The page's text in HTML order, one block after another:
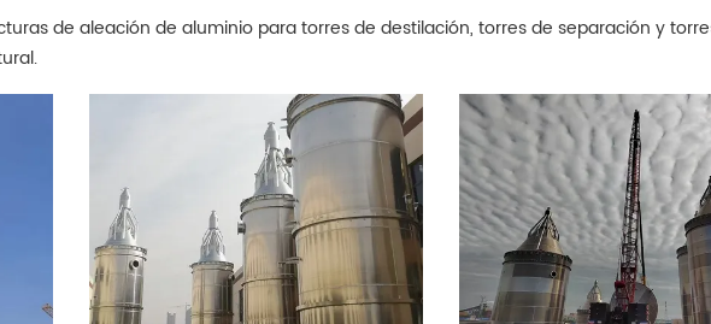
de aleación de aluminio para torres de destilación, torres de separación y